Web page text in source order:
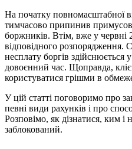
На початку повномасштабної
тимчасово припинив
боржників. Втім, вже у червні
відповідного розпорядження.
несплату боргів здійснюється
довоєнний час. Щоправда,
користуватися грішми в
У цій статті поговоримо про
певні види рахунків і про
Розповімо, як дізнатися, ким і
заблокований.